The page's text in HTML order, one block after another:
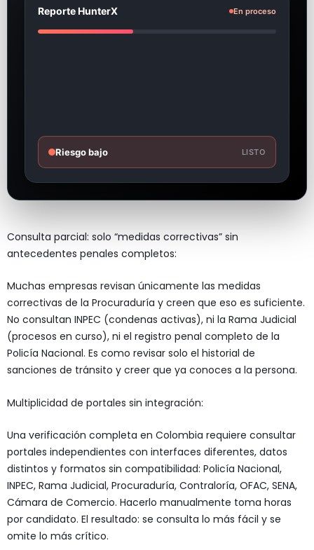
Reporte HunterX En proceso
Riesgo bajo LISTO
Consulta parcial: solo “medidas correctivas” sin
antecedentes penales completos:
Muchas empresas revisan únicamente las medidas
correctivas de la Procuraduría y creen que eso es suficiente.
No consultan INPEC (condenas activas), ni la Rama Judicial
(procesos en curso), ni el registro penal completo de la
Policía Nacional. Es como revisar solo el historial de
sanciones de tránsito y creer que ya conoces a la persona.
Multiplicidad de portales sin integración:
Una verificación completa en Colombia requiere consultar
portales independientes con interfaces diferentes, datos
distintos y formatos sin compatibilidad: Policía Nacional,
INPEC, Rama Judicial, Procuraduría, Contraloría, OFAC, SENA,
Cámara de Comercio. Hacerlo manualmente toma horas
por candidato. El resultado: se consulta lo más fácil y se
omite lo más crítico.